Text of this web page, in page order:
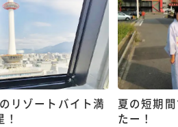
リゾートバイト満
夏の短期
たー！